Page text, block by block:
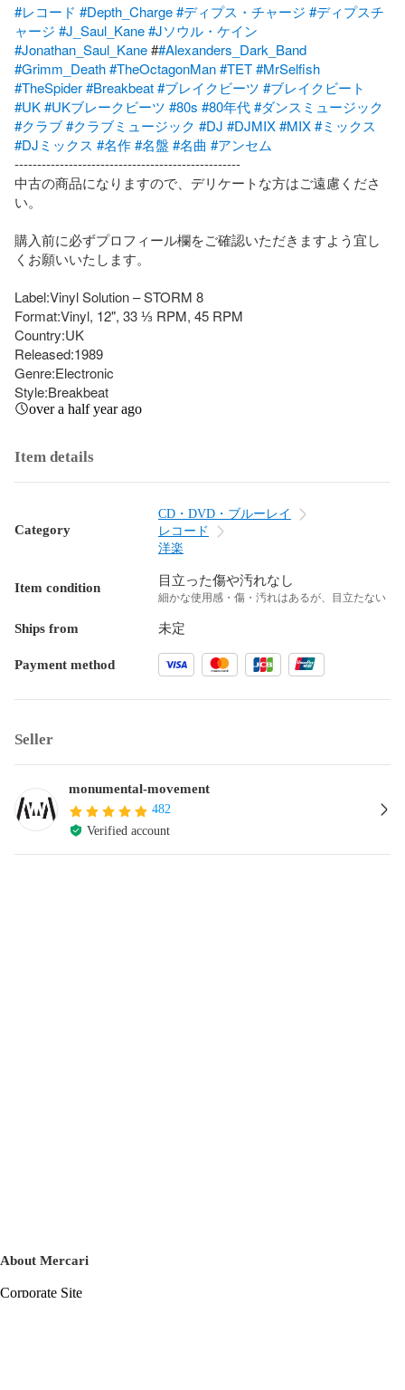
#レコード #Depth_Charge#ディプス・チャージ #ディプスチ
ャージ #J_Saul_Kane#Jソウル・ケイン
#Jonathan_Saul_Kane ##Alexanders_Dark_Band
#Grimm_Death#TheOctagonMan#TET#MrSelfish
#TheSpider#Breakbeat#ブレイクビーツ #ブレイクビート
#UK#UKブレークビーツ #80s #80年代#ダンスミュージック
#クラブ#クラブミュージック #DJ #DJMIX#MIX#ミックス
#DJミックス #名作#名盤 #名曲 #アンセム
--------------------------------------------------
中古の商品になりますので、デリケートな方はご遠慮くださ
い。
購入前に必ずプロフィール欄をご確認いただきますよう宜し
くお願いいたします。
Label:Vinyl Solution – STORM 8
Format:Vinyl, 12", 33 ⅓ RPM, 45 RPM
Country:UK
Released:1989
Genre:Electronic
Style:Breakbeat
over a half year ago
Item details
Category
CD・DVD・ブルーレイ
レコード
洋楽
Item condition 目立った傷や汚れなし
細かな使用感・傷・汚れはあるが、目立たない
Ships from 未定
Payment method
Seller
monumental-movement
482
Verified account
About Mercari
Corporate Site